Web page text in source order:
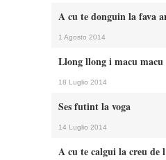
A cu te donguin la fava
1 Agosto 2014
Llong llong i macu macu
18 Luglio 2014
Ses futint la voga
14 Luglio 2014
A cu te calgui la creu de